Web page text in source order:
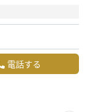
電話する